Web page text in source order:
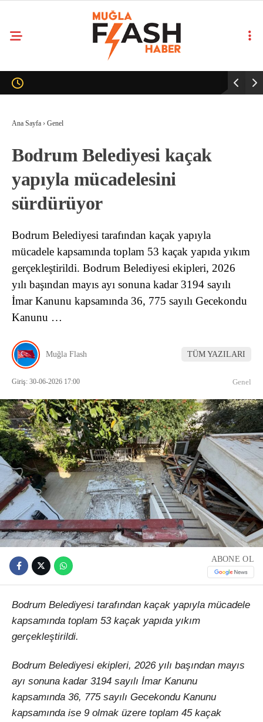
Ana Sayfa › Genel
Bodrum Belediyesi kaçak
yapıyla mücadelesini
sürdürüyor
Bodrum Belediyesi tarafından kaçak yapıyla
mücadele kapsamında toplam 53 kaçak yapıda yıkım
gerçekleştirildi. Bodrum Belediyesi ekipleri, 2026
yılı başından mayıs ayı sonuna kadar 3194 sayılı
İmar Kanunu kapsamında 36, 775 sayılı Gecekondu
Kanunu …
Muğla Flash TÜM YAZILARI
Giriş: 30-06-2026 17:00 Genel
ABONE OL
Bodrum Belediyesi tarafından kaçak yapıyla mücadele
kapsamında toplam 53 kaçak yapıda yıkım
gerçekleştirildi.
Bodrum Belediyesi ekipleri, 2026 yılı başından mayıs
ayı sonuna kadar 3194 sayılı İmar Kanunu
kapsamında 36, 775 sayılı Gecekondu Kanunu
kapsamında ise 9 olmak üzere toplam 45 kaçak